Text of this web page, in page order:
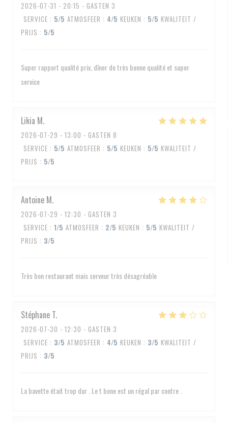
2026-07-31 - 20:15 - GASTEN 3
SERVICE : 5/5 ATMOSFEER : 4/5 KEUKEN : 5/5 KWALITEIT /
PRIJS : 5/5
Super rapport qualité prix, dîner de très bonne qualité et super
service
Likia M
2026-07-29 - 13:00 - GASTEN 8
SERVICE : 5/5 ATMOSFEER : 5/5 KEUKEN : 5/5 KWALITEIT /
PRIJS : 5/5
Antoine M
2026-07-29 - 12:30 - GASTEN 3
SERVICE : 1/5 ATMOSFEER : 2/5 KEUKEN : 5/5 KWALITEIT /
PRIJS : 3/5
Très bon restaurant mais serveur très désagréable
Stéphane T
2026-07-30 - 12:30 - GASTEN 3
SERVICE : 3/5 ATMOSFEER : 4/5 KEUKEN : 3/5 KWALITEIT /
PRIJS : 3/5
La bavette était trop dur . Le t bone est un régal par contre .